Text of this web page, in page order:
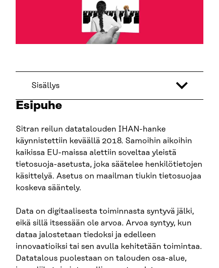
Sisällys
Esipuhe
Sitran reilun datatalouden IHAN-hanke
käynnistettiin keväällä 2018. Samoihin aikoihin
kaikissa EU-maissa alettiin soveltaa yleistä
tietosuoja-asetusta, joka säätelee henkilötietojen
käsittelyä. Asetus on maailman tiukin tietosuojaa
koskeva sääntely.
Data on digitaalisesta toiminnasta syntyvä jälki,
eikä sillä itsessään ole arvoa. Arvoa syntyy, kun
dataa jalostetaan tiedoksi ja edelleen
innovaatioiksi tai sen avulla kehitetään toimintaa.
Datatalous puolestaan on talouden osa-alue,